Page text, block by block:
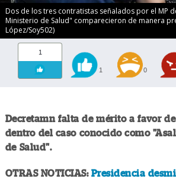
Dos de los tres contratistas señalados por el MP
Ministerio de Salud" comparecieron de manera
López/Soy502)
1
1 0
Decretamn falta de mérito a favor
dentro del caso conocido como
de Salud".
OTRAS NOTICIAS: Presidencia